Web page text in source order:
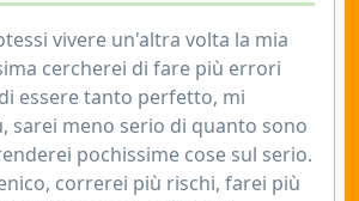
vivere un'altra volta la mia
cercherei di fare più errori
essere tanto perfetto, mi
sarei meno serio di quanto sono
pochissime cose sul serio.
correrei più rischi, farei più